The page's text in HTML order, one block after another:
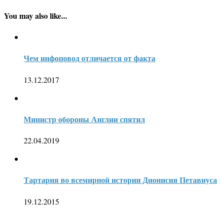
You may also like...
Чем инфоповод отличается от факта
13.12.2017
Министр обороны Англии спятил
22.04.2019
Тартария во всемирной истории Дионисия Петавиуса
19.12.2015